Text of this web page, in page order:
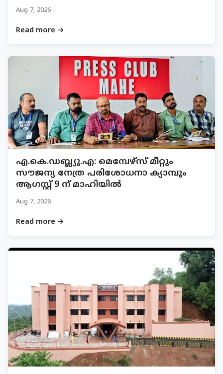
Aug 7, 2026
Read more →
എ.കെ.ഡബ്ല്യു.എ: മെമ്പേഴ്സ് മീറ്റും
സൗജന്യ നേത്ര പരിശോധനാ ക്യാമ്പും
ആഗസ്റ്റ് 9 ന് മാഹിയിൽ
Aug 7, 2026
Read more →